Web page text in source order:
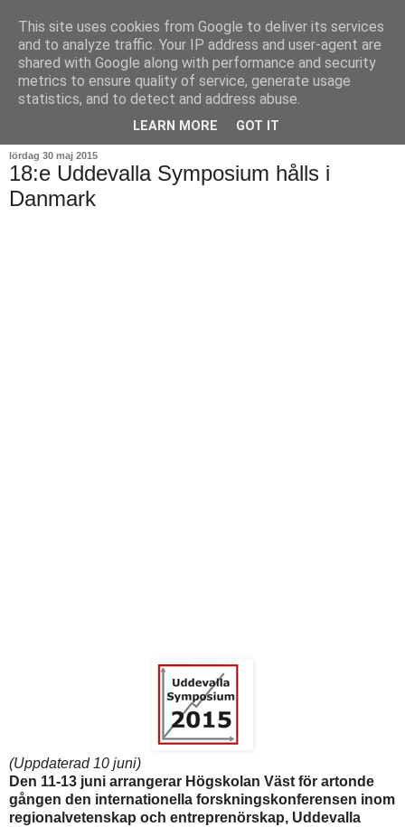
lördag 30 maj 2015
18:e Uddevalla Symposium hålls i
Danmark
(Uppdaterad 10 juni)
Den 11-13 juni arrangerar Högskolan Väst för artonde
gången den internationella forskningskonferensen inom
regionalvetenskap och entreprenörskap, Uddevalla
This site uses cookies from Google to deliver its services
and to analyze traffic. Your IP address and user-agent are
shared with Google along with performance and security
metrics to ensure quality of service, generate usage
statistics, and to detect and address abuse.
LEARN MORE GOT IT